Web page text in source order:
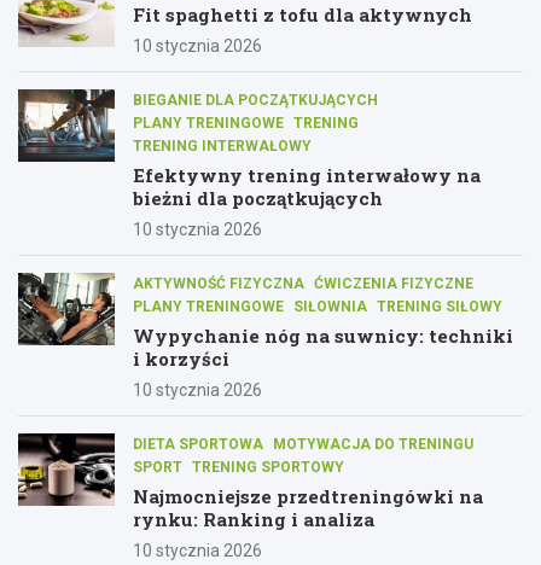
Fit spaghetti z tofu dla aktywnych
10 stycznia 2026
BIEGANIE DLA POCZĄTKUJĄCYCH
PLANY TRENINGOWE TRENING
TRENING INTERWAŁOWY
Efektywny trening interwałowy na
bieżni dla początkujących
10 stycznia 2026
AKTYWNOŚĆ FIZYCZNA ĆWICZENIA FIZYCZNE
PLANY TRENINGOWE
SIŁOWNIA TRENING SIŁOWY
Wypychanie nóg na suwnicy: techniki
i korzyści
10 stycznia 2026
DIETA SPORTOWA
MOTYWACJA DO TRENINGU
SPORT TRENING SPORTOWY
Najmocniejsze przedtreningówki na
rynku: Ranking i analiza
10 stycznia 2026